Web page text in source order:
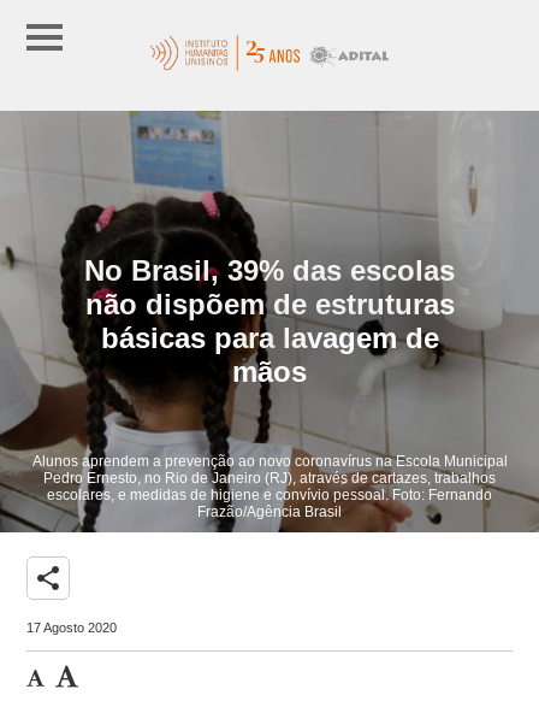
No Brasil, 39% das escolas
não dispõem de estruturas
básicas para lavagem de
mãos
Alunos aprendem a prevenção ao novo coronavírus na Escola Municipal
Pedro Ernesto, no Rio de Janeiro (RJ), através de cartazes, trabalhos
escolares, e medidas de higiene e convívio pessoal. Foto: Fernando
Frazão/Agência Brasil
share
17 Agosto 2020